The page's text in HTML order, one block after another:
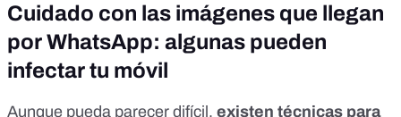
Cuidado con las imágenes que llegan
por WhatsApp: algunas pueden
infectar tu móvil
Aunque pueda parecer difícil, existen técnicas para